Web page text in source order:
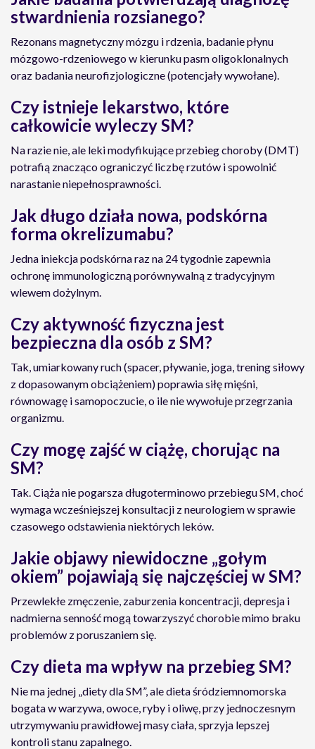
stwardnienia rozsianego?
Rezonans magnetyczny mózgu i rdzenia, badanie płynu
mózgowo-rdzeniowego w kierunku pasm oligoklonalnych
oraz badania neurofizjologiczne (potencjały wywołane).
Czy istnieje lekarstwo, które
całkowicie wyleczy SM?
Na razie nie, ale leki modyfikujące przebieg choroby (DMT)
potrafią znacząco ograniczyć liczbę rzutów i spowolnić
narastanie niepełnosprawności.
Jak długo działa nowa, podskórna
forma okrelizumabu?
Jedna iniekcja podskórna raz na 24 tygodnie zapewnia
ochronę immunologiczną porównywalną z tradycyjnym
wlewem dożylnym.
Czy aktywność fizyczna jest
bezpieczna dla osób z SM?
Tak, umiarkowany ruch (spacer, pływanie, joga, trening siłowy
z dopasowanym obciążeniem) poprawia siłę mięśni,
równowagę i samopoczucie, o ile nie wywołuje przegrzania
organizmu.
Czy mogę zajść w ciążę, chorując na
SM?
Tak. Ciąża nie pogarsza długoterminowo przebiegu SM, choć
wymaga wcześniejszej konsultacji z neurologiem w sprawie
czasowego odstawienia niektórych leków.
Jakie objawy niewidoczne „gołym
okiem” pojawiają się najczęściej w SM?
Przewlekłe zmęczenie, zaburzenia koncentracji, depresja i
nadmierna senność mogą towarzyszyć chorobie mimo braku
problemów z poruszaniem się.
Czy dieta ma wpływ na przebieg SM?
Nie ma jednej „diety dla SM”, ale dieta śródziemnomorska
bogata w warzywa, owoce, ryby i oliwę, przy jednoczesnym
utrzymywaniu prawidłowej masy ciała, sprzyja lepszej
kontroli stanu zapalnego.